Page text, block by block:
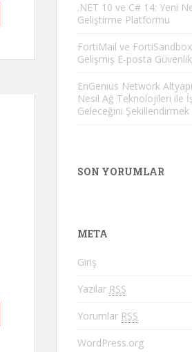
.NET 10 ve C# 14: Yeni
Geliştirme Platformu
FortiMail ve
Gelişmiş E-posta
EnGenius Network
Nesil Ağ Teknolojileri ile
Geleceğini Şekillendirmek
SON YORUMLAR
META
Giriş
Yazılar RSS
Yorumlar RSS
WordPress.org